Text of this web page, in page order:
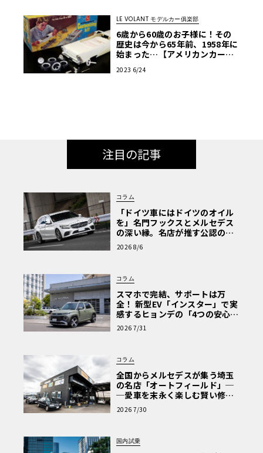
LE VOLANT モデルカー俱楽部
6歳から60歳のお子様に！その
歴史は今から65年前、1958年に
始まった…【アメリカンカープ
2023 6/24
注目の記事
コラム
「ドイツ車にはドイツのオイル
を」名門フックスとメルセデス
の深い縁。名店が推す公認の安
心と、Cクラスで味わうシルキー
な走り〈PR〉
2026 8/6
コラム
スマホで完結、サポートは万
全！ 新型EV「インスター」で実
感するヒョンデの「4つの安心」
【第1回・ヒョンデ6つの疑問：
Why? Hyundai?】〈PR〉
2026 7/31
コラム
全国からメルセデスが集う埼玉
の名店「オートフィールド」─
─愛車を末永く楽しむ賢い修理
術と、プロがフックス製オイル
を選ぶ理由〈PR〉
2026 7/30
国内試乗